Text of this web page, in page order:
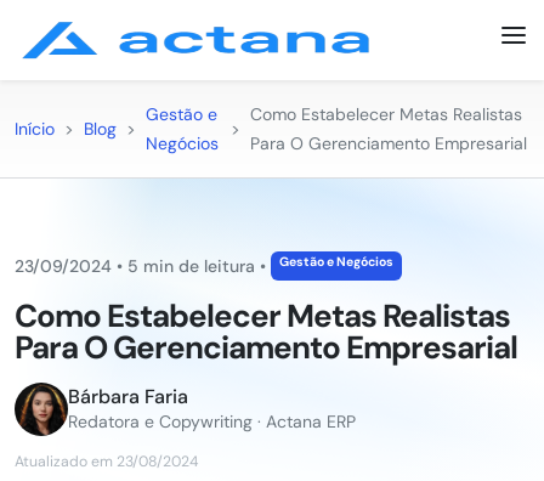
Início > Blog >
Gestão e
Negócios
>
Como Estabelecer Metas Realistas
Para O Gerenciamento Empresarial
23/09/2024 • 5 min de leitura • Gestão e Negócios
Como Estabelecer Metas Realistas
Para O Gerenciamento Empresarial
Bárbara Faria
Redatora e Copywriting · Actana ERP
Atualizado em 23/08/2024